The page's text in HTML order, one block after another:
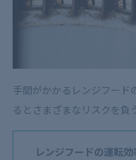
手間がかかるレンジフード
るとさまざまなリスクを負
レンジフードの運転